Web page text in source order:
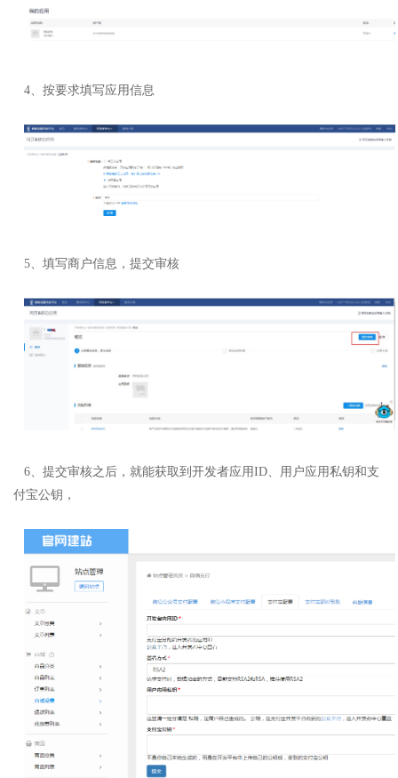
4、按要求填写应用信息
5、填写商户信息，提交审核
6、提交审核之后，就能获取到开发者应用ID、用户应用私钥和支
付宝公钥，